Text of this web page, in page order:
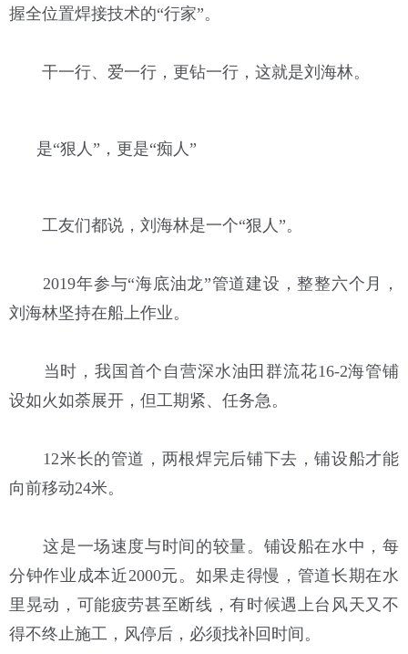
握全位置焊接技术的“行家”。
干一行、爱一行，更钻一行，这就是刘海林。
是“狠人”，更是“痴人”
工友们都说，刘海林是一个“狠人”。
2019年参与“海底油龙”管道建设，整整六个月，
刘海林坚持在船上作业。
当时，我国首个自营深水油田群流花16-2海管铺
设如火如荼展开，但工期紧、任务急。
12米长的管道，两根焊完后铺下去，铺设船才能
向前移动24米。
这是一场速度与时间的较量。铺设船在水中，每
分钟作业成本近2000元。如果走得慢，管道长期在水
里晃动，可能疲劳甚至断线，有时候遇上台风天又不
得不终止施工，风停后，必须找补回时间。